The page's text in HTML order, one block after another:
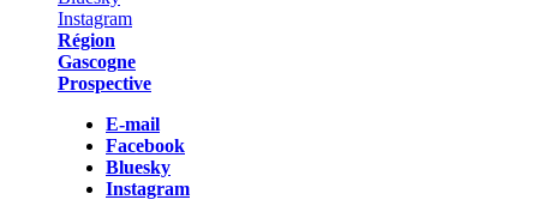
Région
Gascogne
Prospective
E-mail
Facebook
Bluesky
Instagram